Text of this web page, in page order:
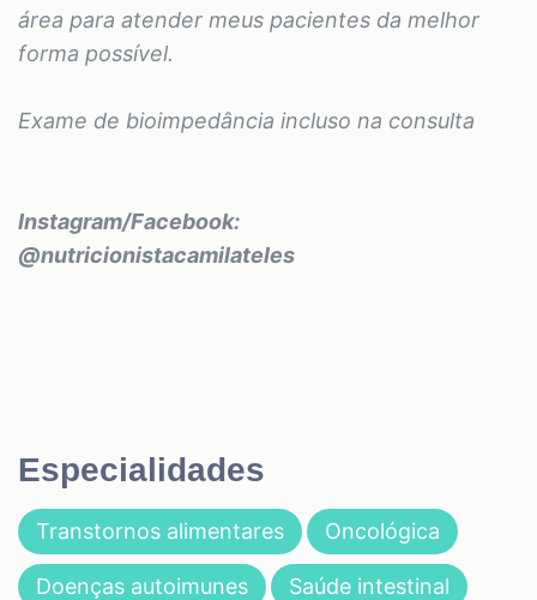
área para atender meus pacientes da melhor
forma possível.
Exame de bioimpedância incluso na consulta
Instagram/Facebook:
@nutricionistacamilateles
Especialidades
Transtornos alimentares Oncológica
Doenças autoimunes Saúde intestinal